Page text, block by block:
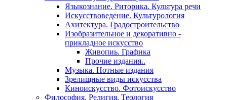
Языкознание. Риторика. Культура речи
Искусствоведение. Культурология
Ахитектура. Градостроительство
Изобразительное и декоративно -
прикладное искусство
Живопиь. Графика
Прочие издания..
Музыка. Нотные издания
Зрелищные виды искусства
Киноискусство. Фотоискусство
Философия. Религия. Теология